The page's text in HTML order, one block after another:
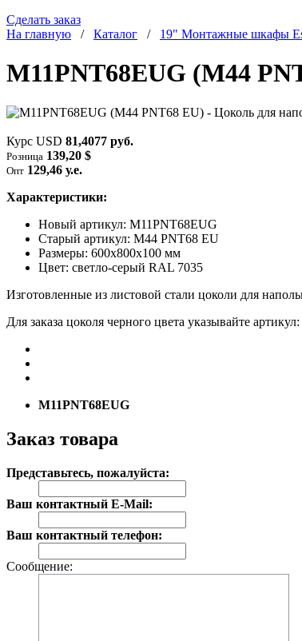
Сделать заказ
На главную / Каталог / 19" Монтажные шкафы
M11PNT68EUG (M44
Курс USD 81,4077 руб.
Розница 139,20 $
Опт 129,46 у.е.
Характеристики:
Новый артикул: M11PNT68EUG
Старый артикул: M44 PNT68 EU
Размеры: 600х800x100 мм
Цвет: светло-серый RAL 7035
Изготовленные из листовой стали цоколи для
Для заказа цоколя черного цвета указывайте артикул:
M11PNT68EUG
Заказ товара
Представьтесь, пожалуйста:
Ваш контактный E-Mail:
Ваш контактный телефон:
Сообщение: